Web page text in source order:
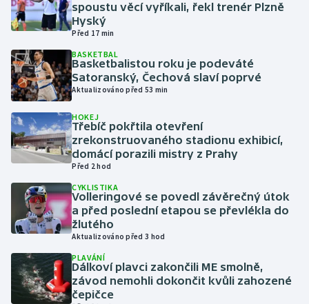
Judo
Krasobruslení
Lezení
Lyže a snowboard
Moderní pětiboj
Motorsport
Olympijské hry
Parasport
Plavání
spoustu věcí vyříkali, řekl trenér Plzně
Hyský
Před 17 min
BASKETBAL
Basketbalistou roku je podeváté
Satoranský, Čechová slaví poprvé
Aktualizováno před 53 min
HOKEJ
Třebíč pokřtila otevření
zrekonstruovaného stadionu exhibicí,
domácí porazili mistry z Prahy
Před 2 hod
CYKLISTIKA
Volleringové se povedl závěrečný útok
a před poslední etapou se převlékla do
žlutého
Aktualizováno před 3 hod
PLAVÁNÍ
Dálkoví plavci zakončili ME smolně,
závod nemohli dokončit kvůli zahozené
čepičce